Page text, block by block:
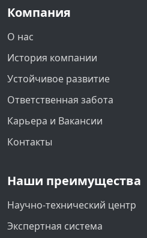
Компания
О нас
История компании
Устойчивое развитие
Ответственная забота
Карьера и Вакансии
Контакты
Наши преимущества
Научно-технический центр
Экспертная система